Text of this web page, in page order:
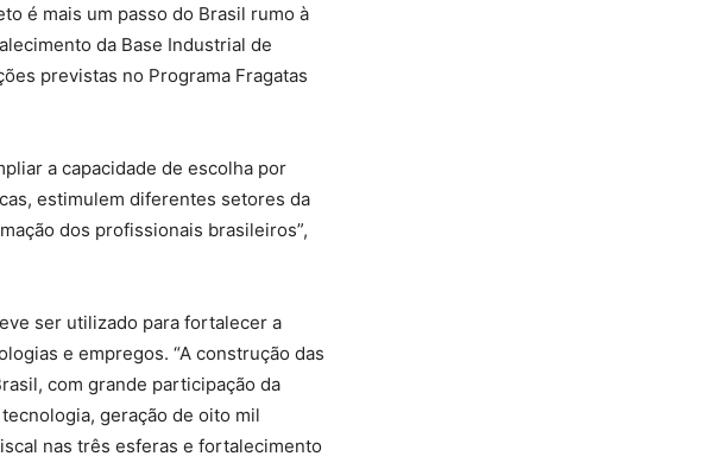
é mais um passo do Brasil rumo à
da Base Industrial de
previstas no Programa Fragatas
a capacidade de escolha por
estimulem diferentes setores da
dos profissionais brasileiros”,
ser utilizado para fortalecer a
e empregos. “A construção das
com grande participação da
geração de oito mil
nas três esferas e fortalecimento